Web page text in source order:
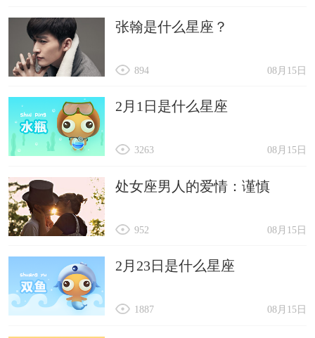
张翰是什么星座？
08月15日
894
2月1日是什么星座
08月15日
3263
处女座男人的爱情：谨慎
08月15日
952
2月23日是什么星座
08月15日
1887